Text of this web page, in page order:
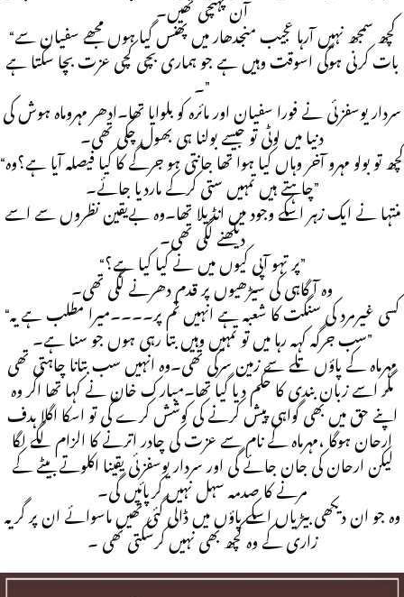
آن پہنچی تھیں۔
“کچھ سمجھ نہیں آرہا عجیب منجدھار میں پھنس گیا ہوں مجھے سفیان سے
بات کرنی ہوگی اسوقت وہیں ہے جو ہماری بچی کچی عزت بچا سکتا ہے
۔”
سردار یوسفزئی نے فورا سفیان اور مائرہ کو بلوایا تھا۔ادھر مہروماہ ہوش کی
دنیا میں لوٹی تو جیسے بولنا ہی بھول چکی تھی۔
“کچھ تو بولو مہرو آخر وہاں کیا ہوا تھا جانتی ہو جرگے کا کیا فیصلہ آیا ہے؟وہ
چاہتے ہیں تمہیں ستی کرکے ماردیا جائے۔”
منتہا نے ایک زہر اسکے وجود میں انڈیلا تھا۔وہ بےیقین نظروں سے اسے
دیکھنے لگی تھی۔
“پر تہو آپی کیوں میں نے کیا کیا ہے؟”
وہ آگاہی کی سیڑھیوں پر قدم دھرنے لگی تھی۔
“کسی غیرمرد کی سنگت کا شعبہ ہے انہیں تم پر۔۔۔۔میرا مطلب ہے یہ
سب جرگہ کہہ رہا میں تو تمہیں وہیں بتا رہی ہوں جو سنا ہے۔”
مہرماہ کے پاؤں تلے سے زمین سرکی تھی۔وہ انہیں سب بتانا چاہتی تھی
مگر اسے زبان بندی کا حکم دیا گیا تھا۔مبارک خان نے کہا تھا اگر وہ
اپنے حق میں بھی گواہی پیش کرنے کی کوشش کرے گی تو اسکا اگلا ہدف
ارحان ہوگا ،مہرماہ کے نام سے عزت کی چادر اترنے کا الزام لگے لگا
لیکن ارحان کی جان جائے گی اور سردار یوسفزئی یقینا اکلوتے بیٹے کے
مرنے کا صدمہ سہل نہیں کرپائیں گی۔
وہ جو ان دیکھی بیڑیاں اسکے پاؤں میں ڈالی گئی تھیں ماسوائے ان پر گریہ
زاری کے وہ کچھ بھی نہیں کرسکتی تھی ۔